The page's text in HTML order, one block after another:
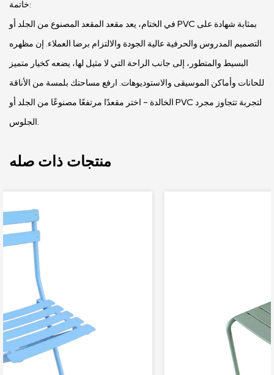
خاتمة:
في الختام، يعد مقعد المقعد المصنوع من الجلد أو PVC بمثابة شهادة على
التصميم المدروس والحرفية عالية الجودة والالتزام برضا العملاء. إن مظهره
البسيط والمتطور، إلى جانب الراحة التي لا مثيل لها، يضعه كخيار متميز
للحانات وأماكن الموسيقى والاستوديوهات. ارفع مساحتك بلمسة من الأناقة
الخالدة - اختر مقعدًا مرتفعًا مصنوعًا من الجلد أو PVC لتجربة تتجاوز مجرد
منتجات ذات صله